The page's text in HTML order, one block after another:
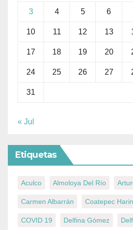
3 4 5 6
10 11 12 13
17 18 19 20
24 25 26 27
31
« Jul
Etiquetas
Aculco Almoloya Del Río
Carmen Albarrán Coatepec
COVID 19 Delfina Gómez